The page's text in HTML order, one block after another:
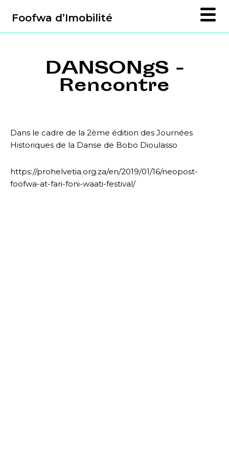
Foofwa d’Imobilité
DANSONgS -
Rencontre
Dans le cadre de la 2ème édition des Journées
Historiques de la Danse de Bobo Dioulasso
https://prohelvetia.org.za/en/2019/01/16/neopost-
foofwa-at-fari-foni-waati-festival/